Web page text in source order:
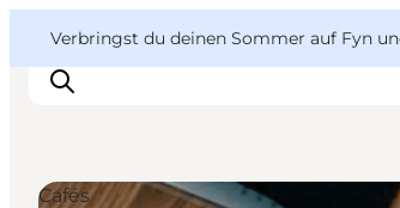
Verbringst du deinen Sommer auf Fyn
VisitFyn
Deutsch
Cafés